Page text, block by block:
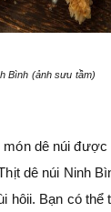
Bình (ảnh sưu tầm)
dê núi được
dê núi Ninh
hôii. Bạn có thể